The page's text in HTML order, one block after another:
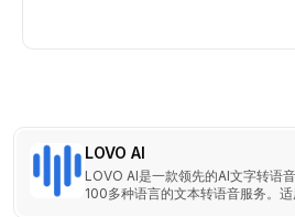
LOVO AI
LOVO AI是一款领先的AI文字转语
100多种语言的文本转语音服务。